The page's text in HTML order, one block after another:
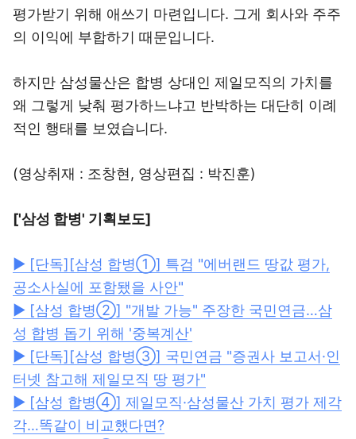
평가받기 위해 애쓰기 마련입니다. 그게 회사와 주주
의 이익에 부합하기 때문입니다.
하지만 삼성물산은 합병 상대인 제일모직의 가치를
왜 그렇게 낮춰 평가하느냐고 반박하는 대단히 이례
적인 행태를 보였습니다.
(영상취재 : 조창현, 영상편집 : 박진훈)
['삼성 합병' 기획보도]
▶ [단독][삼성 합병①] 특검 "에버랜드 땅값 평가,
공소사실에 포함됐을 사안"
▶ [삼성 합병②] "개발 가능" 주장한 국민연금…삼
성 합병 돕기 위해 '중복계산'
▶ [단독][삼성 합병③] 국민연금 "증권사 보고서·인
터넷 참고해 제일모직 땅 평가"
▶ [삼성 합병④] 제일모직·삼성물산 가치 평가 제각
각…똑같이 비교했다면?